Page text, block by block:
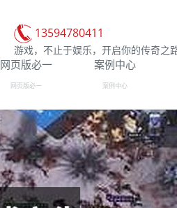
13594780411
游戏，不止于娱乐，开启你的传奇之
网页版必一
网页版必一
案例中心
案例中心